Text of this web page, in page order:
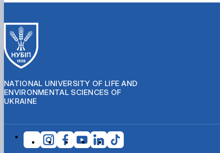
NATIONAL UNIVERSITY OF LIFE AND
ENVIRONMENTAL SCIENCES OF
UKRAINE